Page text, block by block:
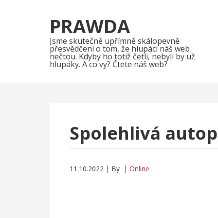
to
navigation
to
content
PRAWDA
Jsme skutečně upřímně skálopevně
přesvědčeni o tom, že hlupáci náš web
nečtou. Kdyby ho totiž četli, nebyli by už
hlupáky. A co vy? Čtete náš web?
Spolehlivá
11.10.2022 By Online